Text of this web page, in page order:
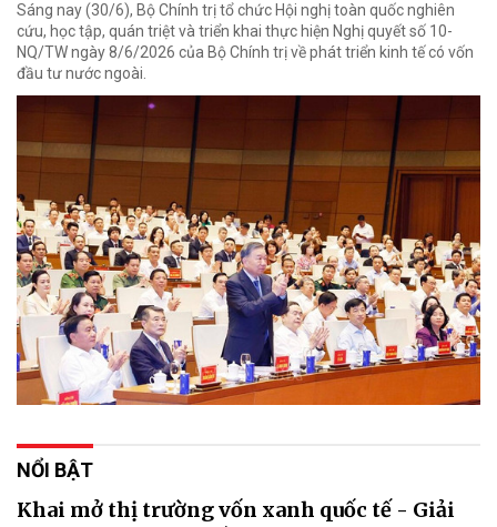
Sáng nay (30/6), Bộ Chính trị tổ chức Hội nghị toàn quốc nghiên
cứu, học tập, quán triệt và triển khai thực hiện Nghị quyết số 10-
NQ/TW ngày 8/6/2026 của Bộ Chính trị về phát triển kinh tế có vốn
đầu tư nước ngoài.
NỔI BẬT
Khai mở thị trường vốn xanh quốc tế - Giải